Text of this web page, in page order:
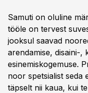
Samuti on oluline
tööle on tervest
jooksul saavad
arendamise, disaini-,
esinemiskogemuse.
noor spetsialist seda
täpselt nii kaua, kui